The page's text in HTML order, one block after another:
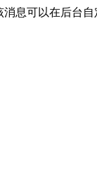
息可以在后台自